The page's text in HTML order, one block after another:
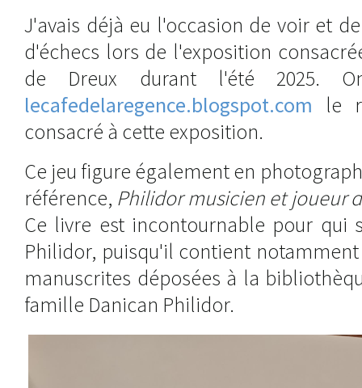
J'avais déjà eu l'occasion de voir et
d'échecs lors de l'exposition
de Dreux durant l'été 2025.
lecafedelaregence.blogspot.com le
consacré à cette exposition.
Ce jeu figure également en
référence, Philidor musicien et joueur
Ce livre est incontournable pour qui
Philidor, puisqu'il contient
manuscrites déposées à la
famille Danican Philidor.